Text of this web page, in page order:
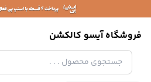
فروشگاه آیسو کالکشن